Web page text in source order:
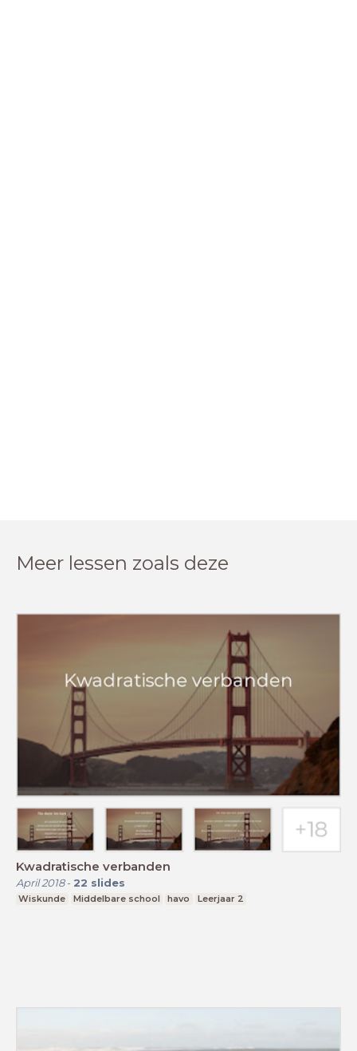
Meer lessen zoals deze
Kwadratische verbanden
April 2018- 22 slides
Wiskunde Middelbare school havo Leerjaar 2